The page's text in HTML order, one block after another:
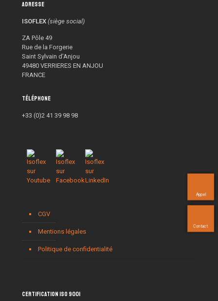
Adresse
ISOFLEX (siège social)
ZA Pôle 49
Rue de la Forgerie
Saint Sylvain d’Anjou
49480 VERRIERES EN ANJOU
FRANCE
Téléphone
+33 (0)2 41 39 98 98
CGV
Mentions légales
Politique de confidentialité
Certification ISO 9001
Appel
Contact